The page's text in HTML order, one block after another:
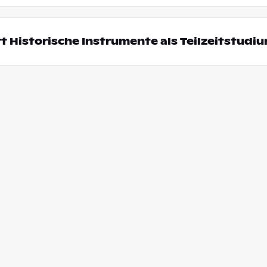
Historische Instrumente als